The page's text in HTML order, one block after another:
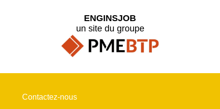
ENGINSJOB
un site du groupe
Contactez-nous